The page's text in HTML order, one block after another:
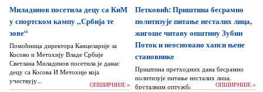
Миладинов посетила децу са КиМ
у спортском кампу „Србија те
зове“
Помоћница директора Канцеларије за
Косово и Метохију Владе Србије
Светлана Миладинов посетила је данас
децу са Косова И Метохије која
учествују...
ОПШИРНИЈЕ >
Петковић: Приштина бесрамно
политизује питање несталих лица,
жигоше читаву општину Зубин
Поток и неосновано хапси њене
становнике
Приштина претходних дана бесрамно
политизује питање несталих лица,
бруталним оптужбама на рачун Београда
ОПШИРНИЈЕ >